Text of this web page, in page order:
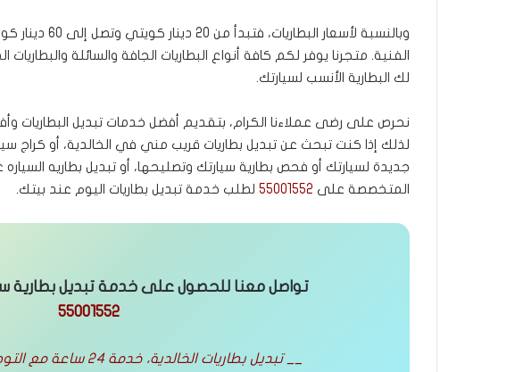
وبالنسبة لأسعار
الفنية. متجرنا يوفر لكم كافة أنواع البطاريات الجافة والسائلة
لك البطارية الأنسب لسيارتك.
نحرص على رضى عملاءنا الكرام، بتقديم أفضل خدمات تبديل البطاريات
لذلك إذا كنت تبحث عن تبديل بطاريات قريب مني في الخالدية، أو كراج
جديدة لسيارتك أو فحص بطارية سيارتك وتصليحها، أو تبديل بطاريه السياره
المتخصصة على 55001552 لطلب خدمة تبديل بطاريات اليوم عند بيتك.
تواصل معنا للحصول على خدمة تبديل بطارية
55001552
__ تبديل بطاريات الخالدية، خدمة 24 ساعة مع التوصيل والتركيب في مكان سيارتك.